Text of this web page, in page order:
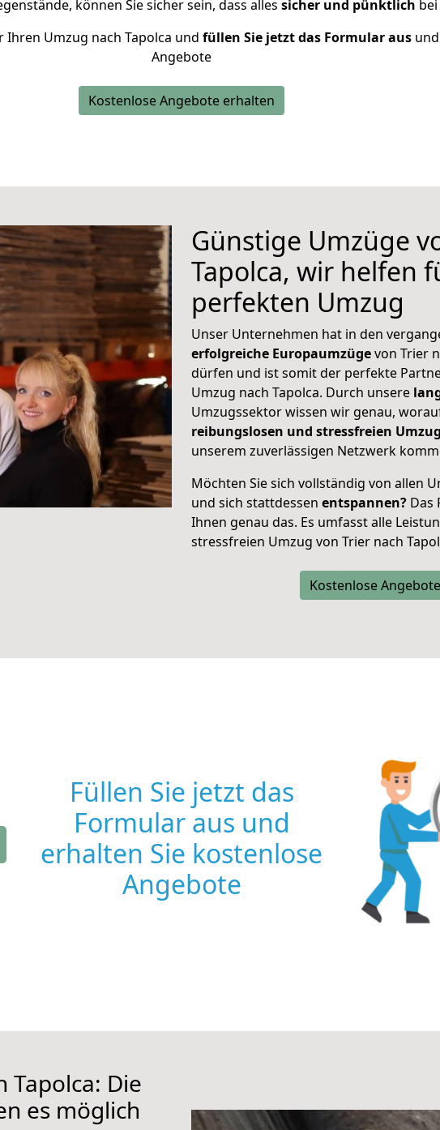
können Sie sicher sein, dass alles sicher und pünktlich
Umzug nach Tapolca und füllen Sie jetzt das Formular aus
Angebote
Kostenlose Angebote erhalten
Günstige Umzüge
Tapolca, wir helfen
perfekten Umzug
Unser Unternehmen hat in den
erfolgreiche Europaumzügevon Trier
dürfen und ist somit der perfekte
Umzug nach Tapolca. Durch unsere
Umzugssektor wissen wir genau,
reibungslosen und stressfreien
unserem zuverlässigen Netzwerk
Möchten Sie sich vollständig von allen
und sich stattdessen entspannen? Das
Ihnen genau das. Es umfasst alle
stressfreien Umzug von Trier nach
Kostenlose
Füllen Sie jetzt das
Formular aus und
erhalten Sie kostenlose
Angebote
Tapolca: Die
es möglich